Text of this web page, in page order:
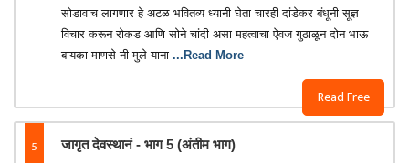
Read Free
सोडावाच लागणार हे अटळ भवितव्य ध्यानी घेता चारही दांडेकर बंधूनी सूज्ञ
विचार करून रोकड आणि सोने चांदी असा महत्वाचा ऐवज गुठाळून दोन भाऊ
बायका माणसे नी मुले याना ...Read More
5 जागृत देवस्थानं - भाग 5 (अंतीम भाग)